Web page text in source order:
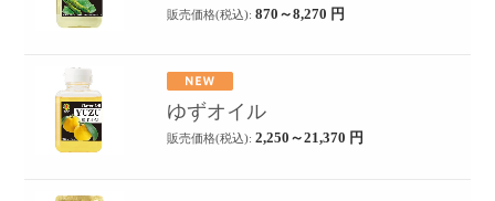
販売価格(税込): 870～8,270 円
ゆずオイル
販売価格(税込): 2,250～21,370 円